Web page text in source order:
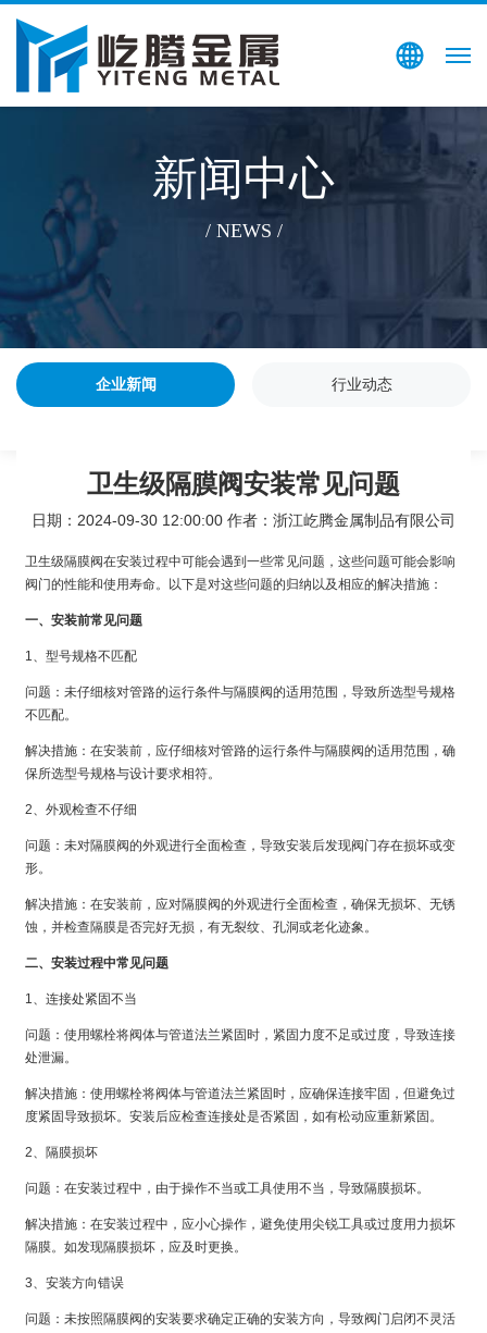
EN
新闻中心
/ NEWS /
企业新闻 行业动态
卫生级隔膜阀安装常见问题
日期：2024-09-30 12:00:00 作者：浙江屹腾金属制品有限公司
卫生级隔膜阀在安装过程中可能会遇到一些常见问题，这些问题可能会影响
阀门的性能和使用寿命。以下是对这些问题的归纳以及相应的解决措施：
一、安装前常见问题
1、型号规格不匹配
问题：未仔细核对管路的运行条件与隔膜阀的适用范围，导致所选型号规格
不匹配。
解决措施：在安装前，应仔细核对管路的运行条件与隔膜阀的适用范围，确
保所选型号规格与设计要求相符。
2、外观检查不仔细
问题：未对隔膜阀的外观进行全面检查，导致安装后发现阀门存在损坏或变
形。
解决措施：在安装前，应对隔膜阀的外观进行全面检查，确保无损坏、无锈
蚀，并检查隔膜是否完好无损，有无裂纹、孔洞或老化迹象。
二、安装过程中常见问题
1、连接处紧固不当
问题：使用螺栓将阀体与管道法兰紧固时，紧固力度不足或过度，导致连接
处泄漏。
解决措施：使用螺栓将阀体与管道法兰紧固时，应确保连接牢固，但避免过
度紧固导致损坏。安装后应检查连接处是否紧固，如有松动应重新紧固。
2、隔膜损坏
问题：在安装过程中，由于操作不当或工具使用不当，导致隔膜损坏。
解决措施：在安装过程中，应小心操作，避免使用尖锐工具或过度用力损坏
隔膜。如发现隔膜损坏，应及时更换。
3、安装方向错误
问题：未按照隔膜阀的安装要求确定正确的安装方向，导致阀门启闭不灵活